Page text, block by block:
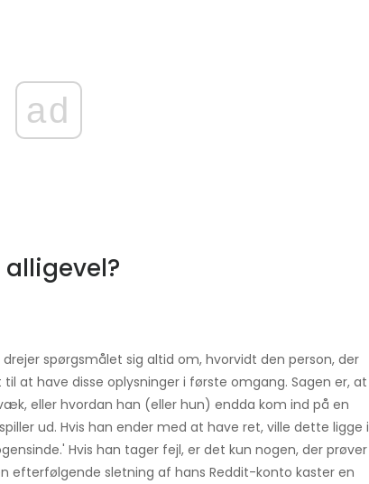
ad
alligevel?
spørgsmålet sig altid om, hvorvidt den person, der
at have disse oplysninger i første omgang. Sagen er, at
eller hvordan han (eller hun) endda kom ind på en
ud. Hvis han ender med at have ret, ville dette ligge i
Hvis han tager fejl, er det kun nogen, der prøver
efterfølgende sletning af hans Reddit-konto kaster en